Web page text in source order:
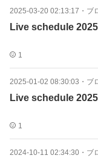
2025-03-20 02:13:17 ・ ブ
Live
1
2025-01-02 08:30:03 ・ ブ
Live
1
2024-10-11 02:34:30 ・ ブ